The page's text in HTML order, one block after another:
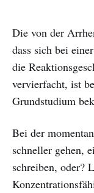
Die von der
dass sich bei
die
vervierfacht, ist
Grundstudium
Bei der
schneller gehen,
schreiben, oder?